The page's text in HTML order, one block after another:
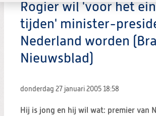
hoofdmenu
Rogier wil 'voor het
tijden' minister-
Nederland worden
Nieuwsblad)
donderdag 27 januari 2005 18:58
Hij is jong en hij wil wat: premier van